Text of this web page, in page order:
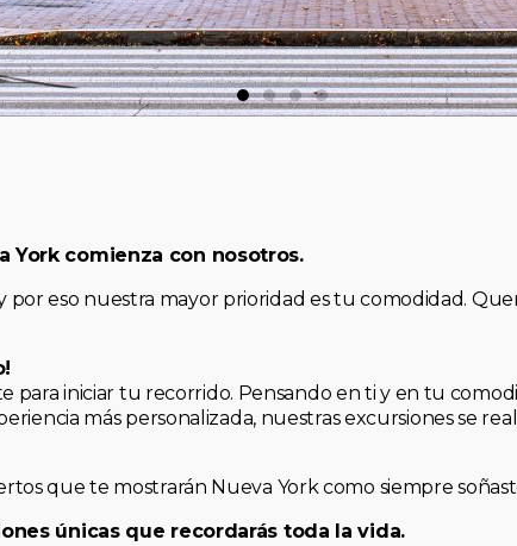
York comienza con nosotros.
por eso nuestra mayor prioridad es tu comodidad.
para iniciar tu recorrido. Pensando en ti y en tu
más personalizada, nuestras excursiones se
que te mostrarán Nueva York como siempre
únicas que recordarás toda la vida.